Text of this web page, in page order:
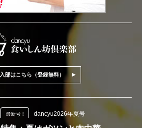
入部はこちら（登録無料）
最新号！ dancyu2026年夏号